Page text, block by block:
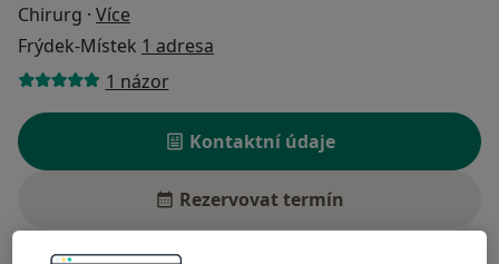
Chirurg · Více
Frýdek-Místek 1 adresa
1 názor
Kontaktní údaje
Rezervovat termín